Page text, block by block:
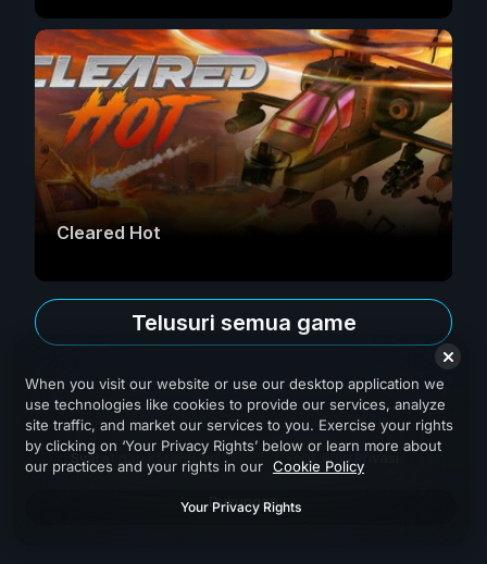
Cleared Hot
Telusuri semua game
Syarat dan Ketentuan Kebijakan Privasi
Dukungan
When you visit our website or use our desktop application we
use technologies like cookies to provide our services, analyze
site traffic, and market our services to you. Exercise your rights
by clicking on ‘Your Privacy Rights’ below or learn more about
our practices and your rights in our Cookie Policy
Your Privacy Rights